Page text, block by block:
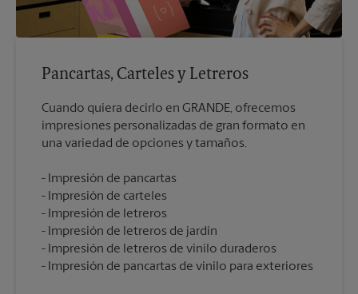
Pancartas, Carteles y Letreros
Cuando quiera decirlo en GRANDE, ofrecemos
impresiones personalizadas de gran formato en
Impresión de pancartas
Impresión de carteles
Impresión de letreros
Impresión de letreros de jardín
Impresión de letreros de vinilo duraderos
Impresión de pancartas de vinilo para exteriores